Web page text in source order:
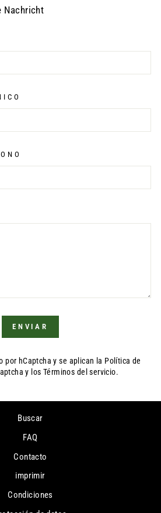
Nachricht
ENVIAR
por hCaptcha y se aplican la Política de
y los Términos del servicio.
Buscar
FAQ
Contacto
imprimir
Condiciones